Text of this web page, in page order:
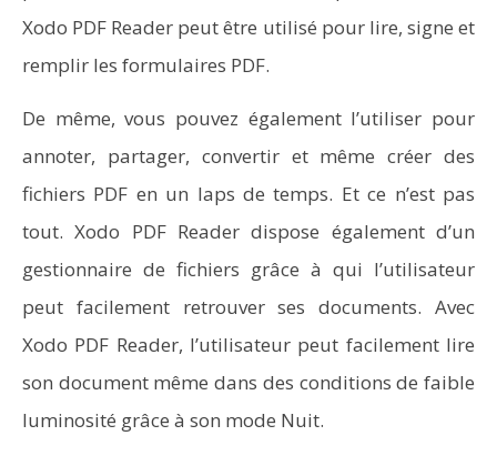
Xodo PDF Reader peut être utilisé pour lire, signe et
remplir les formulaires PDF.
De même, vous pouvez également l’utiliser pour
annoter, partager, convertir et même créer des
fichiers PDF en un laps de temps. Et ce n’est pas
tout. Xodo PDF Reader dispose également d’un
gestionnaire de fichiers grâce à qui l’utilisateur
peut facilement retrouver ses documents. Avec
Xodo PDF Reader, l’utilisateur peut facilement lire
son document même dans des conditions de faible
luminosité grâce à son mode Nuit.